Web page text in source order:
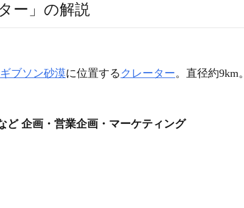
ー」の解説
ギブソン砂漠に位置する クレーター。直径約9km。
ど 企画・営業企画・マーケティング